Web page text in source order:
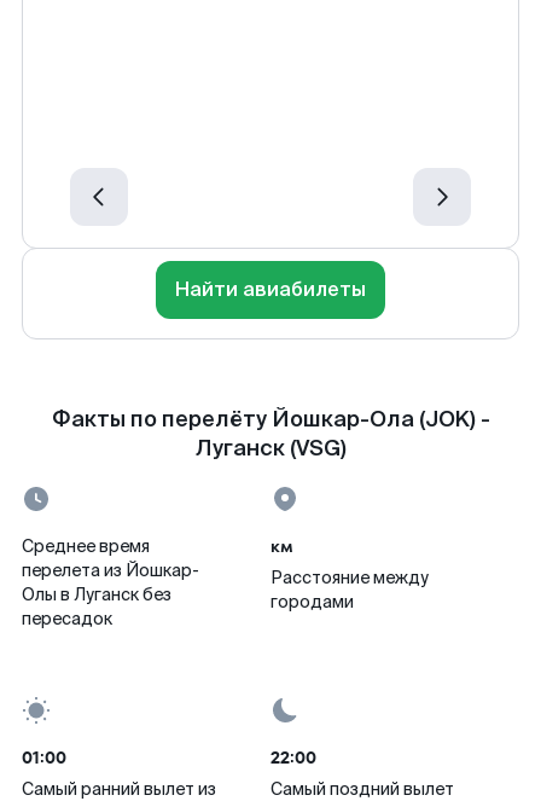
Найти авиабилеты
Факты по перелёту Йошкар-Ола (JOK) -
Луганск (VSG)
Среднее время
перелета из Йошкар-
Олы в Луганск без
пересадок
км
Расстояние между
городами
01:00
Самый ранний вылет из
22:00
Самый поздний вылет